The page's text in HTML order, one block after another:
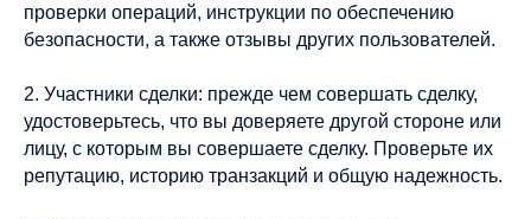
проверки операций, инструкции по обеспечению
безопасности, а также отзывы других пользователей.
2. Участники сделки: прежде чем совершать сделку,
удостоверьтесь, что вы доверяете другой стороне или
лицу, с которым вы совершаете сделку. Проверьте их
репутацию, историю транзакций и общую надежность.